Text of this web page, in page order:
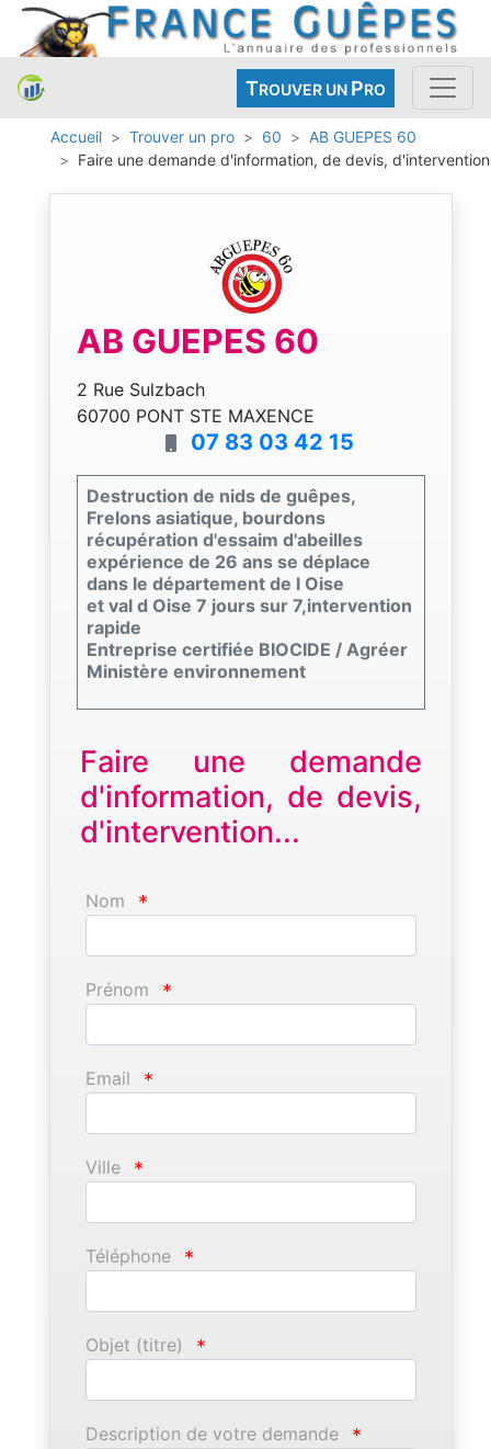
TROUVER UN PRO
Accueil Trouver un pro 60
AB GUEPES 60
Faire une demande d'information, de devis, d'intervention
AB GUEPES 60
2 Rue Sulzbach
60700 PONT STE MAXENCE
07 83 03 42 15
Destruction de nids de guêpes,
Frelons asiatique, bourdons
récupération d'essaim d'abeilles
expérience de 26 ans se déplace
dans le département de l Oise
et val d Oise 7 jours sur 7,intervention
rapide
Entreprise certifiée BIOCIDE / Agréer
Ministère environnement
Faire une demande
d'information, de devis,
d'intervention...
Nom *
Prénom *
Email *
Ville *
Téléphone *
Objet (titre) *
Description de votre demande *